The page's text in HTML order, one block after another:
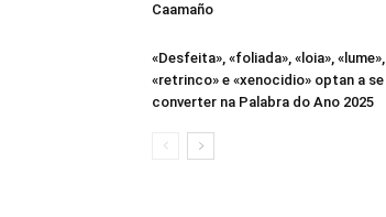
Caamaño
«Desfeita», «foliada», «loia», «lume»,
«retrinco» e «xenocidio» optan a se
converter na Palabra do Ano 2025